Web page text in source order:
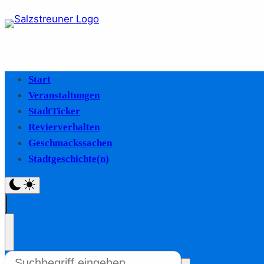
Start
Veranstaltungen
StadtTicker
Revierverhalten
Geschmackssachen
Stadtgeschichte(n)